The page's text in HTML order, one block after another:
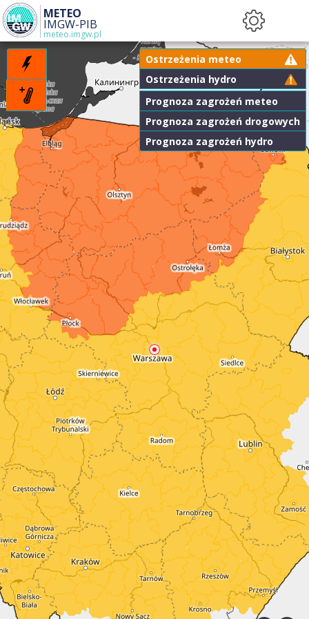
METEO
IMGW-PIB
meteo.imgw.pl
Ostrzeżenia meteo
Ostrzeżenia hydro
Prognoza zagrożeń meteo
Prognoza zagrożeń drogowych
Prognoza zagrożeń hydro